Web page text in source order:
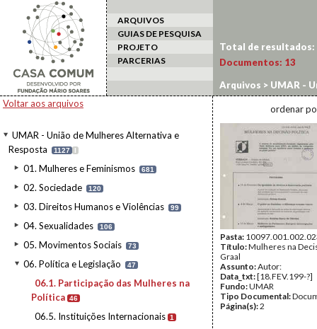
ARQUIVOS
GUIAS DE PESQUISA
PROJETO
PARCERIAS
Voltar aos arquivos
UMAR - União de Mulheres Alternativa e
Resposta
1127 I
01. Mulheres e Feminismos 681
02. Sociedade 120
03. Direitos Humanos e Violências 99
04. Sexualidades 106
05. Movimentos Sociais 73
06. Política e Legislação 47
06.1. Participação das Mulheres na
Política 46
06.5. Instituições Internacionais 1
Total de resultados:
Documentos: 13
Arquivos > UMAR -
Participação das
ordenar
Pasta:
Título:Mulheres na
Graal
Assunto:Autor:
Data_txt:[18.FEV.199-?]
Fundo:UMAR
Tipo Documental:
Página(s):2